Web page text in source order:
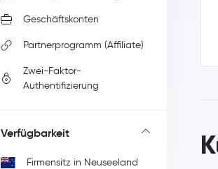
Geschäftskonten
Partnerprogramm (Affiliate)
Zwei-Faktor-
Authentifizierung
Verfügbarkeit
Firmensitz in Neuseeland